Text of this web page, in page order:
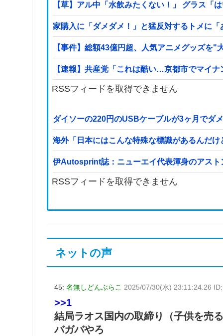
【草】アル中「水飲みたくない！」 グラス「
家購入に「ダメダメ！」と猛反対するトメに
【事件】総額43億円超、人気アニメグッズを
【速報】共産党「これは酷い…京都市でマイ
RSSフィードを取得できません
ダイソーの220円のUSBケーブルが3ヶ月でダ
海外「日本にはこんな特殊な標識があるんだ
伊Autosprint誌：ニューエイ代表渾身のアス
RSSフィードを取得できません
ネットの声
45: 名無しどんぶらこ 2025/07/30(水) 23:11:24.26
>>1
結局ラオス国内の取締り（子供を売
バガバやろ